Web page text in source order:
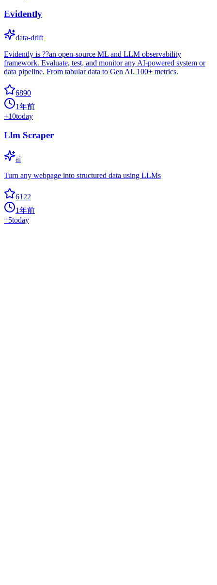
Evidently
data-drift
Evidently is ??an open-source ML and LLM observability
framework. Evaluate, test, and monitor any AI-powered system or
data pipeline. From tabular data to Gen AI. 100+ metrics.
6890
1年前
+10today
Llm Scraper
ai
Turn any webpage into structured data using LLMs
6122
1年前
+5today